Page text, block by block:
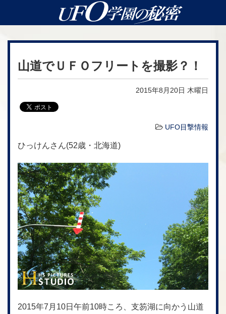
山道でＵＦＯフリートを撮影？！
2015年8月20日 木曜日
UFO目撃情報
ひっけんさん(52歳・北海道)
2015年7月10日午前10時ころ、支笏湖に向かう山道